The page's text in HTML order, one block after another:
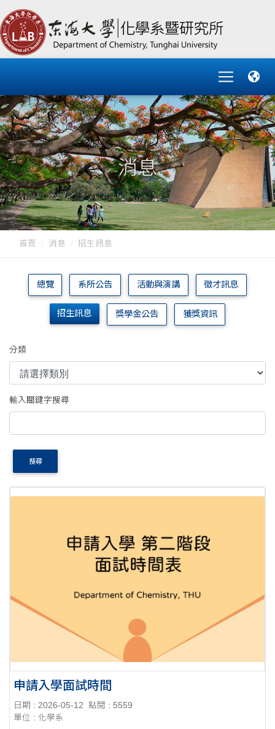
消息
首頁 消息 招生訊息
總覽 系所公告 活動與演講 徵才訊息
招生訊息 獎學金公告 獲獎資訊
分類
輸入關鍵字搜尋
搜尋
申請入學面試時間
日期 : 2026-05-12
點閱 : 5559
單位 : 化學系